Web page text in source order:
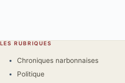
LES RUBRIQUES
Chroniques narbonnaises
Politique